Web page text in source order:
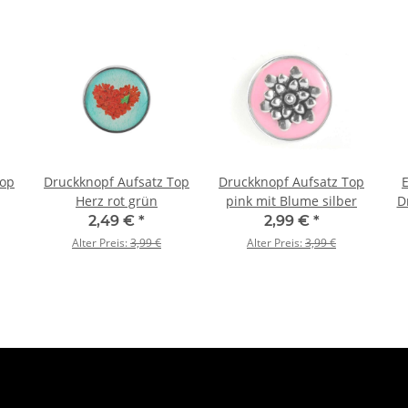
Druckknopf Aufsatz Top
Herz rot grün
2,49 € *
Alter Preis:3,99 €
Druckknopf Aufsatz Top
pink mit Blume silber
2,99 € *
Alter Preis:3,99 €